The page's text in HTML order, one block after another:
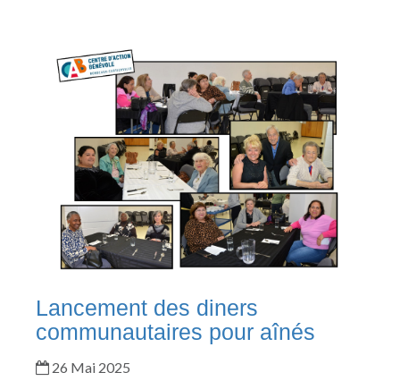
Lancement des diners
communautaires pour aînés
26 Mai 2025